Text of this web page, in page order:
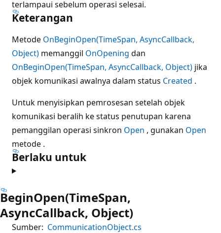
terlampaui sebelum operasi selesai.
Keterangan
Metode OnBeginOpen(TimeSpan, AsyncCallback,
Object) memanggil OnOpening dan
OnBeginOpen(TimeSpan, AsyncCallback, Object) jika
objek komunikasi awalnya dalam status Created .
Untuk menyisipkan pemrosesan setelah objek
komunikasi beralih ke status penutupan karena
pemanggilan operasi sinkron Open , gunakan Open
metode .
Berlaku untuk
BeginOpen(TimeSpan,
AsyncCallback, Object)
Sumber: CommunicationObject.cs